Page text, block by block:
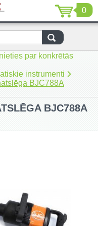
0
par konkrētās
instrumenti
BJC788A
BJC788A